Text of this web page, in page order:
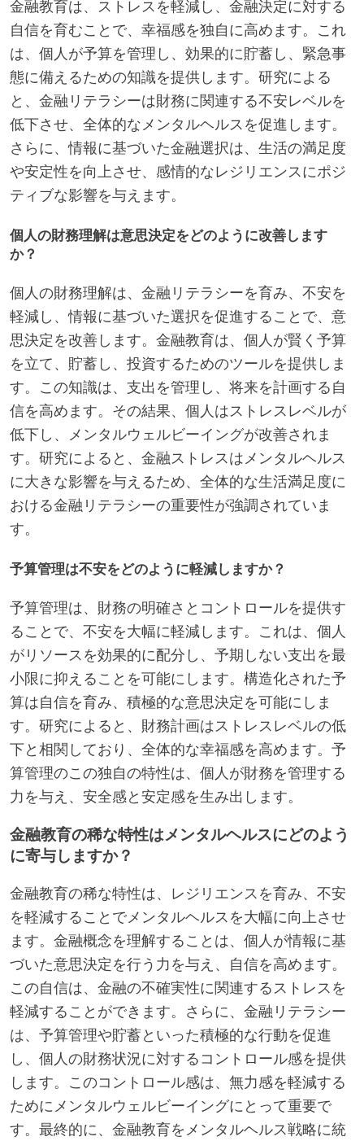
金融教育は、ストレスを軽減し、金融決定に対する
自信を育むことで、幸福感を独自に高めます。これ
は、個人が予算を管理し、効果的に貯蓄し、緊急事
態に備えるための知識を提供します。研究による
と、金融リテラシーは財務に関連する不安レベルを
低下させ、全体的なメンタルヘルスを促進します。
さらに、情報に基づいた金融選択は、生活の満足度
や安定性を向上させ、感情的なレジリエンスにポジ
ティブな影響を与えます。
個人の財務理解は意思決定をどのように改善します
か？
個人の財務理解は、金融リテラシーを育み、不安を
軽減し、情報に基づいた選択を促進することで、意
思決定を改善します。金融教育は、個人が賢く予算
を立て、貯蓄し、投資するためのツールを提供しま
す。この知識は、支出を管理し、将来を計画する自
信を高めます。その結果、個人はストレスレベルが
低下し、メンタルウェルビーイングが改善されま
す。研究によると、金融ストレスはメンタルヘルス
に大きな影響を与えるため、全体的な生活満足度に
おける金融リテラシーの重要性が強調されていま
す。
予算管理は不安をどのように軽減しますか？
予算管理は、財務の明確さとコントロールを提供す
ることで、不安を大幅に軽減します。これは、個人
がリソースを効果的に配分し、予期しない支出を最
小限に抑えることを可能にします。構造化された予
算は自信を育み、積極的な意思決定を可能にしま
す。研究によると、財務計画はストレスレベルの低
下と相関しており、全体的な幸福感を高めます。予
算管理のこの独自の特性は、個人が財務を管理する
力を与え、安全感と安定感を生み出します。
金融教育の稀な特性はメンタルヘルスにどのよう
に寄与しますか？
金融教育の稀な特性は、レジリエンスを育み、不安
を軽減することでメンタルヘルスを大幅に向上させ
ます。金融概念を理解することは、個人が情報に基
づいた意思決定を行う力を与え、自信を高めます。
この自信は、金融の不確実性に関連するストレスを
軽減することができます。さらに、金融リテラシー
は、予算管理や貯蓄といった積極的な行動を促進
し、個人の財務状況に対するコントロール感を提供
します。このコントロール感は、無力感を軽減する
ためにメンタルウェルビーイングにとって重要で
す。最終的に、金融教育をメンタルヘルス戦略に統